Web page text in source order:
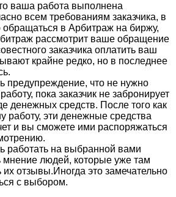
ваша работа выполнена
всем требованиям заказчика, в
обращаться в Арбитраж на биржу,
рассмотрит ваше обращение
заказчика оплатить ваш
крайне редко, но в последнее
предупреждение, что не нужно
пока заказчик не забронирует
денежных средств. После того как
работу, эти денежные средства
и вы сможете ими распоряжаться
работать на выбранной вами
мнение людей, которые уже там
их отзывы.Иногда это замечательно
с выбором.